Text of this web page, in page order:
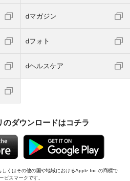
dマガジン
dフォト
dヘルスケア
のダウンロードはコチラ
くはその他の国や地域におけるApple Inc.の商標で
スマークです。